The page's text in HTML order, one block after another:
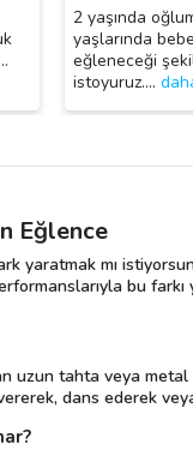
…
2 yaşında
yaşlarında
eğleneceği
istoyuruz.…
Eğlence
yaratmak mı
bu
uzun tahta veya
dans ederek